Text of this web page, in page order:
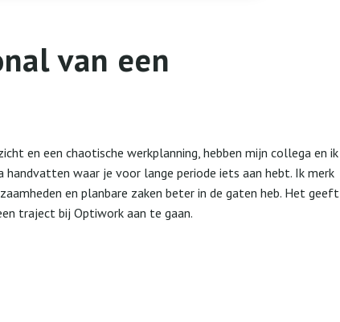
van een
en een chaotische werkplanning, hebben mijn collega en ik
waar je voor lange periode iets aan hebt. Ik merk
en planbare zaken beter in de gaten heb. Het geeft
traject bij Optiwork aan te gaan.